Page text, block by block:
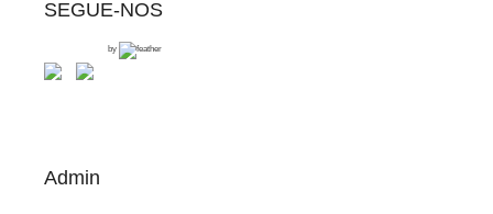
SEGUE-NOS
by
Admin